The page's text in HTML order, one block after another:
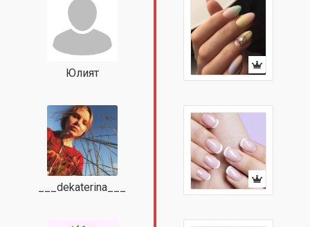
Юлият
___dekaterina___